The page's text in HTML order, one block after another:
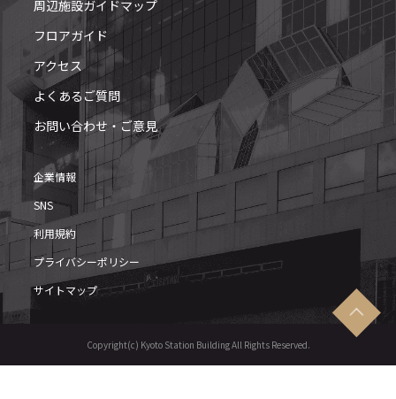
周辺施設ガイドマップ
フロアガイド
アクセス
よくあるご質問
お問い合わせ・ご意見
企業情報
SNS
利用規約
プライバシーポリシー
サイトマップ
Copyright(c) Kyoto Station Building All Rights Reserved.